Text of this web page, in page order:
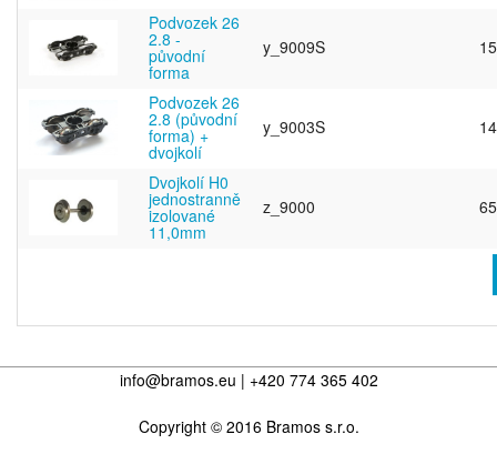
Podvozek 26
2.8 -
původní
forma
y_9009S
Podvozek 26
2.8 (původní
forma) +
dvojkolí
y_9003S
Dvojkolí H0
jednostranně
izolované
11,0mm
z_9000
info@bramos.eu | +420 774 365 402
Copyright © 2016 Bramos s.r.o.